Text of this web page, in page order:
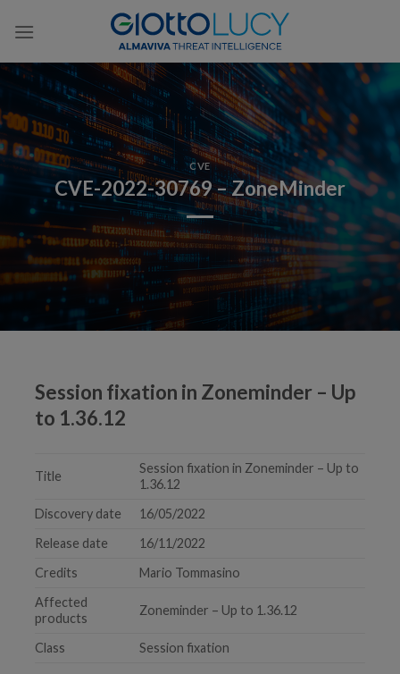
CVE
CVE-2022-30769 – ZoneMinder
Session fixation in Zoneminder – Up
to 1.36.12
Title
Session fixation in Zoneminder – Up to
1.36.12
Discovery date
16/05/2022
Release date
16/11/2022
Credits
Mario Tommasino
Affected
products
Zoneminder – Up to 1.36.12
Class Session fixation